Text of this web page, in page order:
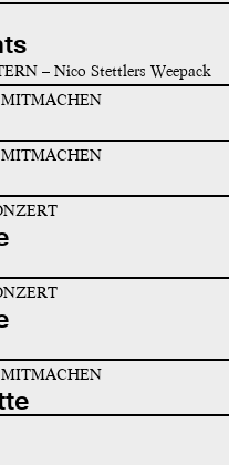
– Nico Stettlers Weepack